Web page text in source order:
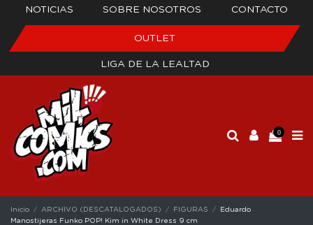
NOTICIAS SOBRE NOSOTROS CONTACTO
OUTLET
LIGA DE LA LEALTAD
0
Inicio ARCHIVO (DESCATALOGADOS) FIGURAS
Eduardo
Manostijeras Funko POP! Kim in White Dress 9 cm